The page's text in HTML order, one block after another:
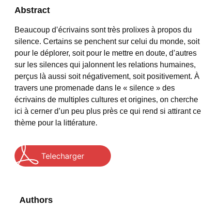
Abstract
Beaucoup d’écrivains sont très prolixes à propos du
silence. Certains se penchent sur celui du monde, soit
pour le déplorer, soit pour le mettre en doute, d’autres
sur les silences qui jalonnent les relations humaines,
perçus là aussi soit négativement, soit positivement. À
travers une promenade dans le « silence » des
écrivains de multiples cultures et origines, on cherche
ici à cerner d’un peu plus près ce qui rend si attirant ce
thème pour la littérature.
Telecharger
Authors